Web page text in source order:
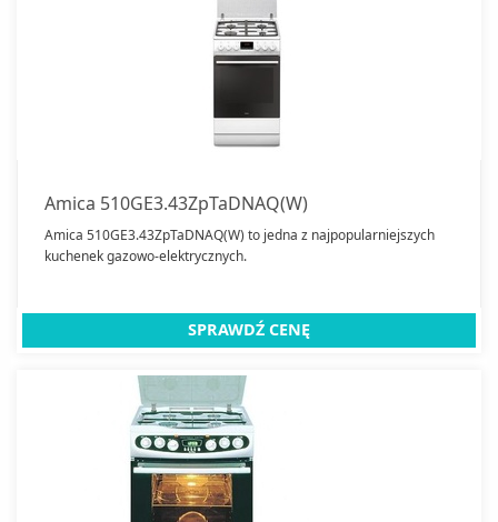
Chłodziarko - zamrażarki do zabudowy
Chłodziarko - zamrażarki wolnostojące
Piekarniki
Suszarki do prania
Witryny chłodnicze do zabudowy
Witryny chłodnicze wolnostojące
Amica 510GE3.43ZpTaDNAQ(W)
Amica 510GE3.43ZpTaDNAQ(W) to jedna z najpopularniejszych
kuchenek gazowo-elektrycznych.
SPRAWDŹ CENĘ